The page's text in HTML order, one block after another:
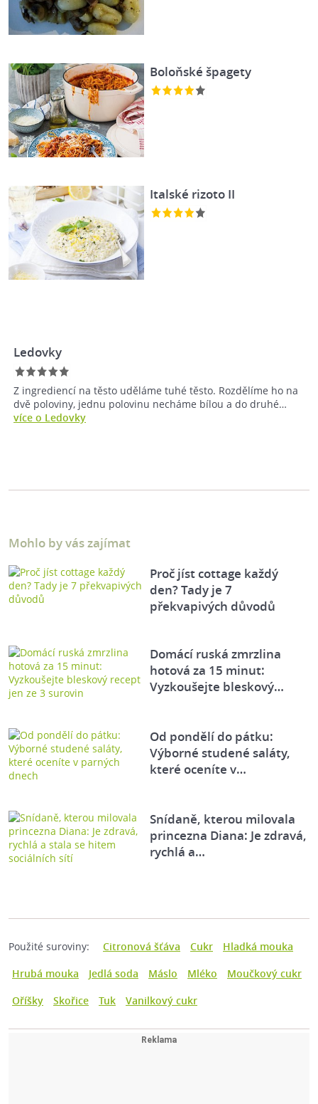
Boloňské špagety
Italské rizoto II
Ledovky
Z ingrediencí na těsto uděláme tuhé těsto. Rozdělíme ho na
dvě poloviny, jednu polovinu necháme bílou a do druhé…
více o Ledovky
Mohlo by vás zajímat
Proč jíst cottage každý
den? Tady je 7
překvapivých důvodů
Domácí ruská zmrzlina
hotová za 15 minut:
Vyzkoušejte bleskový…
Od pondělí do pátku:
Výborné studené saláty,
které oceníte v…
Snídaně, kterou milovala
princezna Diana: Je zdravá,
rychlá a…
Použité suroviny: Citronová šťáva Cukr
Hladká mouka
Hrubá mouka
Jedlá soda Máslo Mléko
Moučkový cukr
Oříšky
Skořice Tuk Vanilkový cukr